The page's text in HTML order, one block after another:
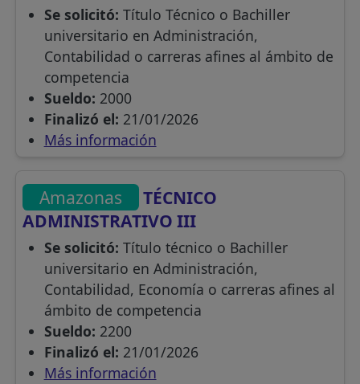
Se solicitó: Título Técnico o Bachiller
universitario en Administración,
Contabilidad o carreras afines al ámbito de
competencia
Sueldo: 2000
Finalizó el: 21/01/2026
Más información
Amazonas
TÉCNICO
ADMINISTRATIVO III
Se solicitó: Título técnico o Bachiller
universitario en Administración,
Contabilidad, Economía o carreras afines al
ámbito de competencia
Sueldo: 2200
Finalizó el: 21/01/2026
Más información